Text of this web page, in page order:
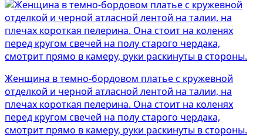
Женщина в темно-бордовом платье с кружевной
отделкой и черной атласной лентой на талии, на
плечах короткая пелерина. Она стоит на коленях
перед кругом свечей на полу старого чердака,
смотрит прямо в камеру, руки раскинуты в стороны.